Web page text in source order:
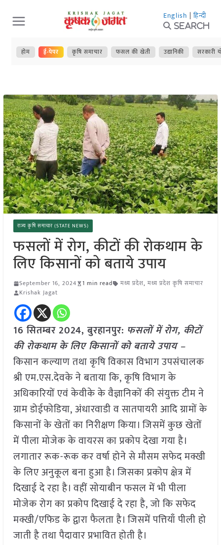
Skip
to
content
English | हिन्दी
Search
होम ई-पेपर कृषि समाचार फसल की खेती उद्यानिकी सरकारी
राज्य कृषि समाचार (STATE NEWS)
फसलों में रोग, कीटों की रोकथाम के
लिए किसानों को बताये उपाय
September 16, 2024 1 min read मध्य प्रदेश, मध्य प्रदेश कृषि समाचार
Krishak Jagat
16 सितम्बर 2024, बुरहानपुर: फसलों में रोग, कीटों
की रोकथाम के लिए किसानों को बताये उपाय –
किसान कल्याण तथा कृषि विकास विभाग उपसंचालक
श्री एम.एस.देवके ने बताया कि, कृषि विभाग के
अधिकारियों एवं केवीके के वैज्ञानिकों की संयुक्त टीम ने
ग्राम डोईफोडिया, अंधारवाडी व सातपायरी आदि ग्रामों के
किसानों के खेतों का निरीक्षण किया। जिसमें कुछ खेतों
में पीला मोजेक के वायरस का प्रकोप देखा गया है।
लगातार रूक-रूक कर वर्षा होने से मौसम सफेद मक्खी
के लिए अनुकूल बना हुआ है। जिसका प्रकोप क्षेत्र में
दिखाई दे रहा है। वहीं सोयाबीन फसल में भी पीला
मोजेक रोग का प्रकोप दिखाई दे रहा है, जो कि सफेद
मक्खी/एफिड के द्वारा फैलता है। जिसमें पत्तियाँ पीली हो
जाती है तथा पैदावार प्रभावित होती है।